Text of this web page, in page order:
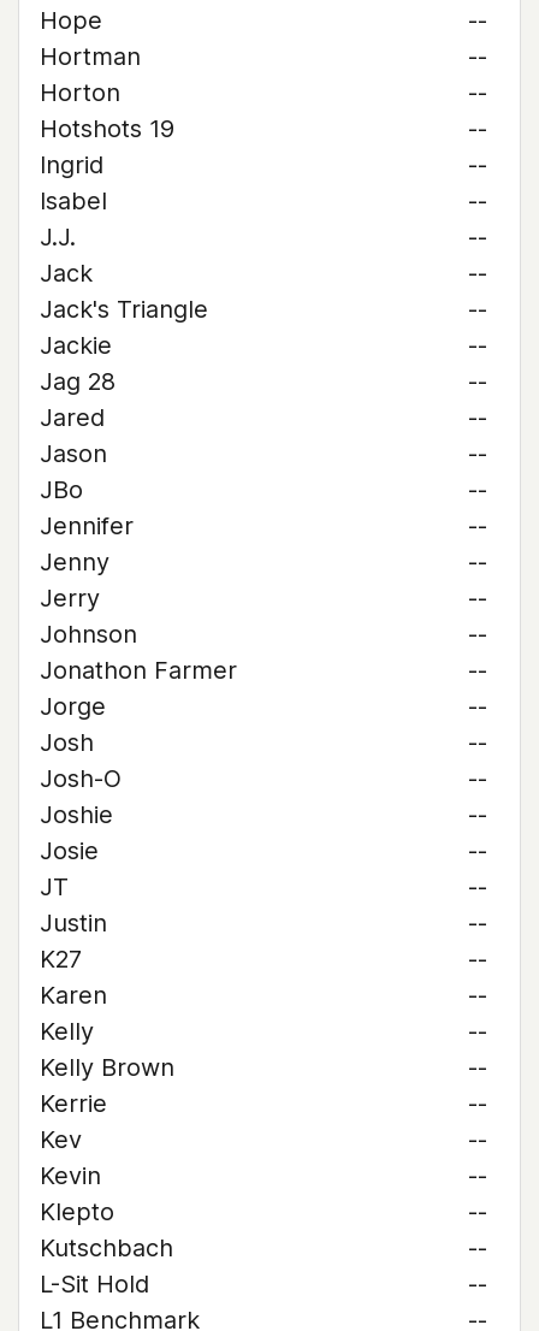
Hope
--
Hortman
--
Horton
--
Hotshots 19
--
Ingrid
--
Isabel
--
J.J.
--
Jack
--
Jack's Triangle
--
Jackie
--
Jag 28
--
Jared
--
Jason
--
JBo
--
Jennifer
--
Jenny
--
Jerry
--
Johnson
--
Jonathon Farmer
--
Jorge
--
Josh
--
Josh-O
--
Joshie
--
Josie
--
JT
--
Justin
--
K27
--
Karen
--
Kelly
--
Kelly Brown
--
Kerrie
--
Kev
--
Kevin
--
Klepto
--
Kutschbach
--
L-Sit Hold
--
L1 Benchmark
--